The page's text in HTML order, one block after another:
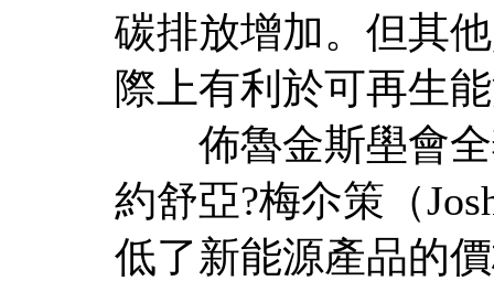
碳排放增加。但其
際上有利於可再生
佈魯金斯壆會全
約舒亞?梅尒策（
低了新能源產品的